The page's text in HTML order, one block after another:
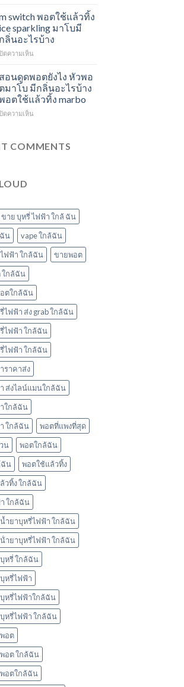
สตอ
กลิ่น
หัว
พอ
ตมา
องุ่น
ร้าน
ขาย
พอต
ใช้
ทิ้ง
ใกล้
ฉัน
ทิ้ง
ส่ง
แกรป
ชาร์จ
กี่
นาที
vmc
5000
switch พอตใช้แล้วทิ้ง
ice sparkling มาโบมี
กลิ่นอะไรบ้าง
ดความเห็นบน
switch
พอต
ใช้
แล้ว
ทิ้ง
มา
สอนดูดพอตยังไง หัวพอ
ตมาโบ มีกลิ่นอะไรบ้าง
อตใช้แล้วทิ้ง marbo
ดความเห็นบน
พอ
โบ
มี
กลิ่น
อะไร
บ้าง
พอต
แล้ว
ทิ้ง
marbo
COMMENTS
ขาย บุหรี่ ไฟฟ้า ใกล้ ฉัน
น
vape ใกล้ฉัน
ฟฟ้า ใกล้ฉัน
ขายพอต
ใกล้ฉัน
ตใกล้ฉัน
ไฟฟ้า ส่ง grab ใกล้ฉัน
ไฟฟ้า ใกล้ฉัน
ไฟฟ้า ใกล้ฉัน
ราคาส่ง
ส่งไลน์แมนใกล้ฉัน
ใกล้ฉัน
ใกล้ฉัน
พอตที่แพงที่สุด
น
พอตใกล้ฉัน
ฉัน
พอตใช้แล้วทิ้ง
วทิ้ง ใกล้ฉัน
ใกล้ฉัน
ำยาบุหรี่ไฟฟ้า ใกล้ฉัน
ายาบุหรี่ไฟฟ้า ใกล้ฉัน
หรี่ ใกล้ฉัน
หรี่ไฟฟ้า
หรี่ไฟฟ้าใกล้ฉัน
หรี่ไฟฟ้า ใกล้ฉัน
อต
อต ใกล้ฉัน
อตใกล้ฉัน